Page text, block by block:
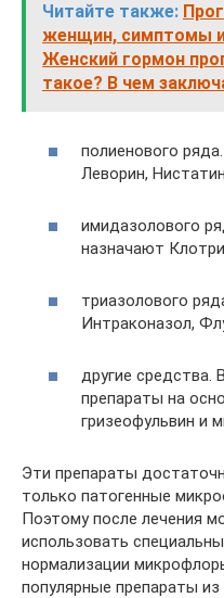
Читайте также:
женщин, симптомы
Женский гормон
такое? В чем
полиенового
Леворин,
имидазолового
назначают
триазолового
Интраконазол,
другие средства.
препараты на
гризеофульвин и
Эти препараты
только патогенные
Поэтому после лечения
использовать
нормализации
популярные препараты